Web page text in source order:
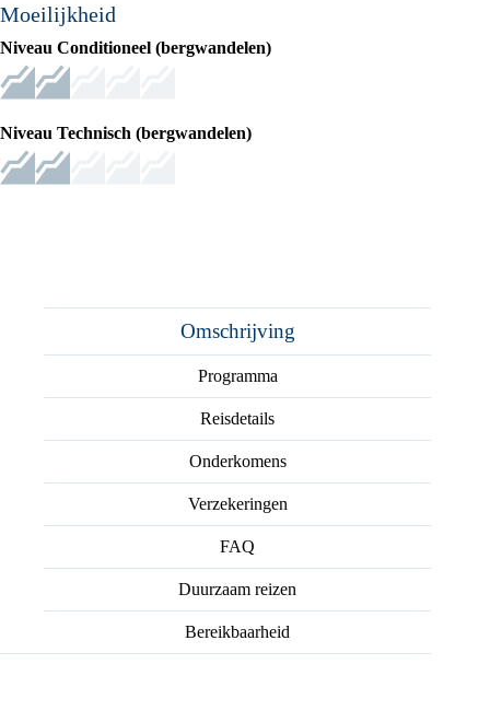
Moeilijkheid
Niveau Conditioneel (bergwandelen)
Niveau Technisch (bergwandelen)
Omschrijving
Programma
Reisdetails
Onderkomens
Verzekeringen
FAQ
Duurzaam reizen
Bereikbaarheid